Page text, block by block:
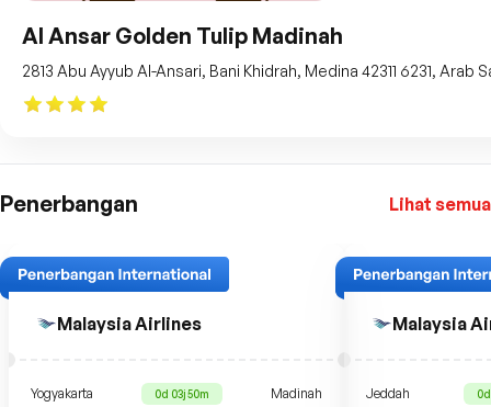
Al Ansar Golden Tulip Madinah
2813 Abu Ayyub Al-Ansari, Bani Khidrah, Medina 42311 6231, Arab
Penerbangan Lihat semua
Malaysia Airlines
Yogyakarta 0d 03j 50m Madinah
Malaysia
Jeddah